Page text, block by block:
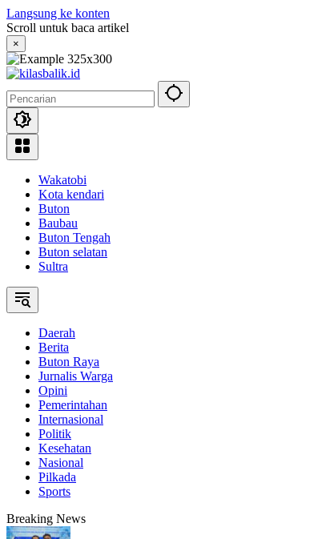
Langsung ke konten
Scroll untuk baca artikel
×
Wakatobi
Kota kendari
Buton
Baubau
Buton Tengah
Buton selatan
Sultra
Daerah
Berita
Buton Raya
Jurnalis Warga
Opini
Pemerintahan
Internasional
Politik
Kesehatan
Nasional
Pilkada
Sports
Breaking News